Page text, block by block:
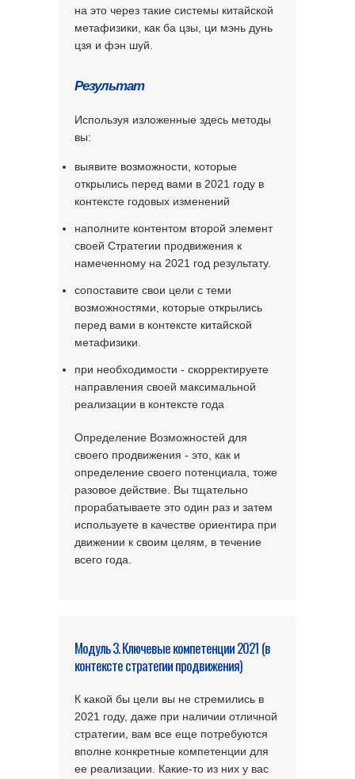
на это через такие системы китайской
метафизики, как ба цзы, ци мэнь дунь
цзя и фэн шуй.
Результат
Используя изложенные здесь методы
вы:
выявите возможности, которые
открылись перед вами в 2021 году в
контексте годовых изменений
наполните контентом второй элемент
своей Стратегии продвижения к
намеченному на 2021 год результату.
сопоставите свои цели с теми
возможностями, которые открылись
перед вами в контексте китайской
метафизики.
при необходимости - скорректируете
направления своей максимальной
реализации в контексте года
Определение Возможностей для
своего продвижения - это, как и
определение своего потенциала, тоже
разовое действие. Вы тщательно
прорабатываете это один раз и затем
используете в качестве ориентира при
движении к своим целям, в течение
всего года.
Модуль 3. Ключевые компетенции 2021 (в
контексте стратегии продвижения)
К какой бы цели вы не стремились в
2021 году, даже при наличии отличной
стратегии, вам все еще потребуются
вполне конкретные компетенции для
ее реализации. Какие-то из них у вас